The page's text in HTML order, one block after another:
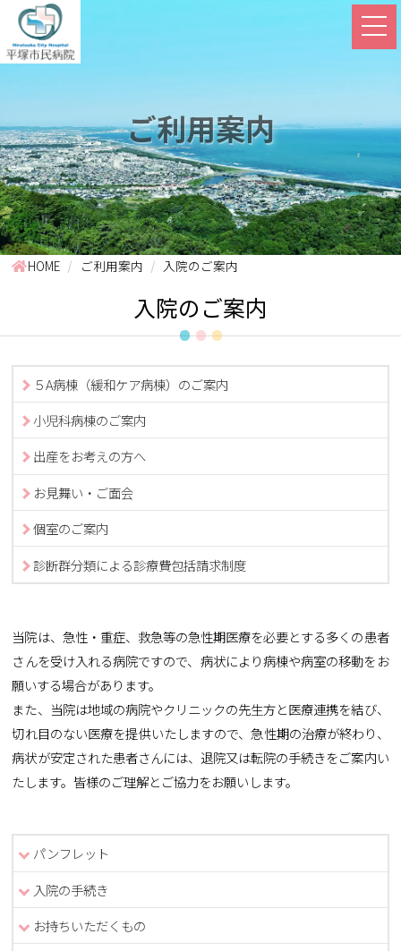
ご利用案内
HOME ご利用案内 入院のご案内
入院のご案内
５A病棟（緩和ケア病棟）のご案内
小児科病棟のご案内
出産をお考えの方へ
お見舞い・ご面会
個室のご案内
診断群分類による診療費包括請求制度
当院は、急性・重症、救急等の急性期医療を必要とする多くの患者
さんを受け入れる病院ですので、病状により病棟や病室の移動をお
願いする場合があります。
また、当院は地域の病院やクリニックの先生方と医療連携を結び、
切れ目のない医療を提供いたしますので、急性期の治療が終わり、
病状が安定された患者さんには、退院又は転院の手続きをご案内い
たします。皆様のご理解とご協力をお願いします。
パンフレット
入院の手続き
お持ちいただくもの